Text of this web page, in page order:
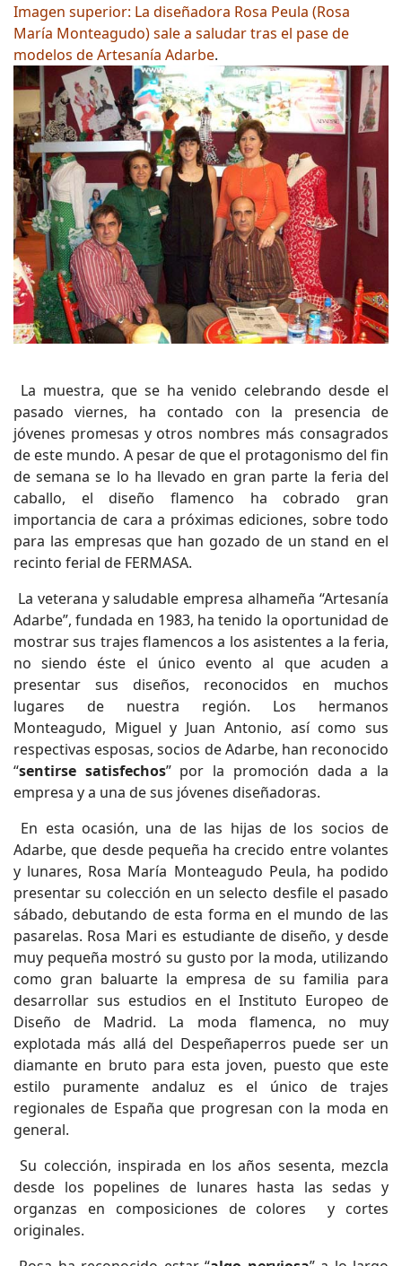
Imagen superior: La diseñadora Rosa Peula (Rosa
María Monteagudo) sale a saludar tras el pase de
modelos de Artesanía Adarbe.
La muestra, que se ha venido celebrando desde el
pasado viernes, ha contado con la presencia de
jóvenes promesas y otros nombres más consagrados
de este mundo. A pesar de que el protagonismo del fin
de semana se lo ha llevado en gran parte la feria del
caballo, el diseño flamenco ha cobrado gran
importancia de cara a próximas ediciones, sobre todo
para las empresas que han gozado de un stand en el
recinto ferial de FERMASA.
La veterana y saludable empresa alhameña “Artesanía
Adarbe”, fundada en 1983, ha tenido la oportunidad de
mostrar sus trajes flamencos a los asistentes a la feria,
no siendo éste el único evento al que acuden a
presentar sus diseños, reconocidos en muchos
lugares de nuestra región. Los hermanos
Monteagudo, Miguel y Juan Antonio, así como sus
respectivas esposas, socios de Adarbe, han reconocido
“sentirse satisfechos” por la promoción dada a la
empresa y a una de sus jóvenes diseñadoras.
En esta ocasión, una de las hijas de los socios de
Adarbe, que desde pequeña ha crecido entre volantes
y lunares, Rosa María Monteagudo Peula, ha podido
presentar su colección en un selecto desfile el pasado
sábado, debutando de esta forma en el mundo de las
pasarelas. Rosa Mari es estudiante de diseño, y desde
muy pequeña mostró su gusto por la moda, utilizando
como gran baluarte la empresa de su familia para
desarrollar sus estudios en el Instituto Europeo de
Diseño de Madrid. La moda flamenca, no muy
explotada más allá del Despeñaperros puede ser un
diamante en bruto para esta joven, puesto que este
estilo puramente andaluz es el único de trajes
regionales de España que progresan con la moda en
general.
Su colección, inspirada en los años sesenta, mezcla
desde los popelines de lunares hasta las sedas y
organzas en composiciones de colores y cortes
originales.